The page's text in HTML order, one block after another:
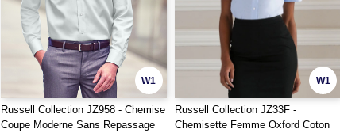
W1
Russell Collection JZ958 - Chemise
Coupe Moderne Sans Repassage
W1
Russell Collection JZ33F -
Chemisette Femme Oxford Coton